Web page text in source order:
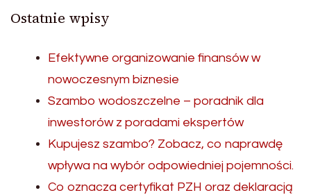
Ostatnie wpisy
Efektywne organizowanie finansów w
nowoczesnym biznesie
Szambo wodoszczelne – poradnik dla
inwestorów z poradami ekspertów
Kupujesz szambo? Zobacz, co naprawdę
wpływa na wybór odpowiedniej pojemności.
Co oznacza certyfikat PZH oraz deklaracją